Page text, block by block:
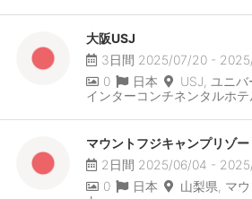
大阪USJ
3日間 2025/07/20 -
0
日本
USJ, ユニバ
インターコンチネンタルホテ
マウントフジキャンプリゾー
2日間 2025/06/04 -
0
日本
山梨県, マ